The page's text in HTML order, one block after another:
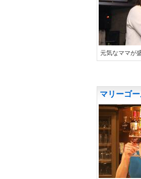
元気なママが
マリーゴ